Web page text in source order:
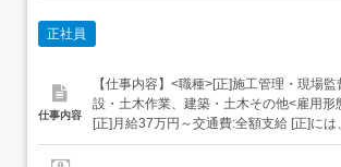
正社員
仕事内容
【仕事内容】<職種>[正]施工管理・現場
設・土木作業、建築・土木その他<雇用形
[正]月給37万円～交通費:全額支給 [正]には
代:49,143円 20時間相当分が含まれます